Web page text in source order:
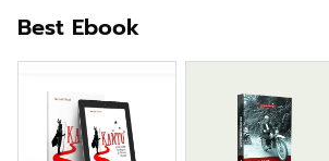
Best Ebook